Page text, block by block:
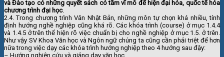
và Đào tạo có những quyết sách có tầm vĩ mô để hiện đại hóa, quốc tế hóa
chương trình đại học.
2.4. Trong chương trình Văn Nhật Bản, những môn tự chọn khá nhiều, tính
định hướng nghề nghiệp cũng khá rõ. Các khóa trình (course) ở mục 1.4.4
và 1.4.5 ở trên thể hiện rõ việc chuẩn bị cho nghề nghiệp ở mục 1.5. ở trên.
Như vậy SV Khoa Văn học và Ngôn ngữ chúng ta cũng cần phải triệt để hơn
nữa trong việc dạy các khóa trình hướng nghiệp theo 4 hướng sau đậy:
– Hướng nghiên cứu và giảng dạy văn học